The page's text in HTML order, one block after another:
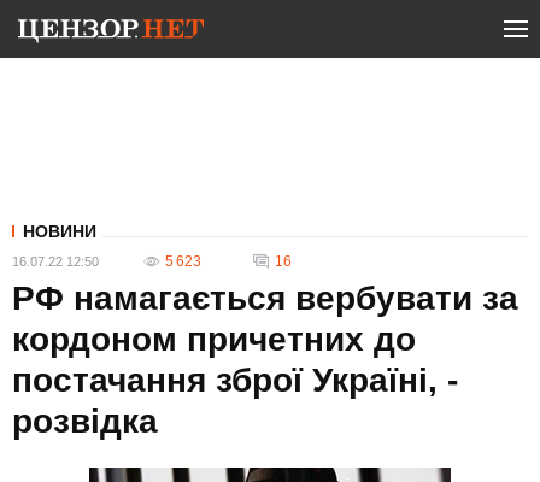
НОВИНИ
16.07.22 12:50 5 623 16
РФ намагається вербувати за
кордоном причетних до
постачання зброї Україні, -
розвідка